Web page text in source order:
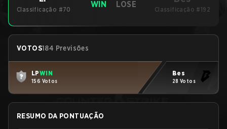
Classificação #70
WIN LOSE
Classificação #192
VOTOS184 Previsões
LPWIN
156 Votos
Bes
28 Votos
RESUMO DA PONTUAÇÃO